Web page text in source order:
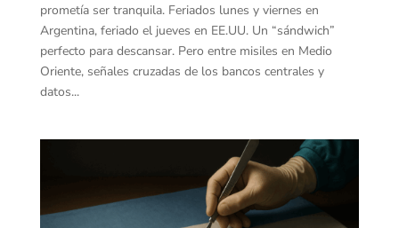
prometía ser tranquila. Feriados lunes y viernes en
Argentina, feriado el jueves en EE.UU. Un “sándwich”
perfecto para descansar. Pero entre misiles en Medio
Oriente, señales cruzadas de los bancos centrales y
datos...